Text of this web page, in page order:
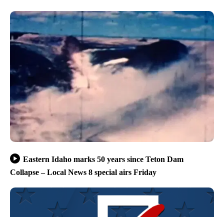
Eastern Idaho marks 50 years since Teton Dam
Collapse – Local News 8 special airs Friday